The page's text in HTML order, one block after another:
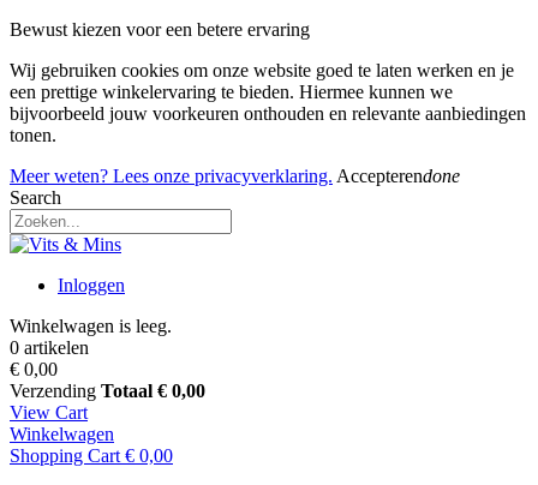
Bewust kiezen voor een betere ervaring
Wij gebruiken cookies om onze website goed te laten werken en je
een prettige winkelervaring te bieden. Hiermee kunnen we
bijvoorbeeld jouw voorkeuren onthouden en relevante aanbiedingen
tonen.
Meer weten? Lees onze privacyverklaring. Accepterendone
Search
Inloggen
Winkelwagen is leeg.
0 artikelen
€ 0,00
Verzending Totaal € 0,00
View Cart
Winkelwagen
Shopping Cart € 0,00